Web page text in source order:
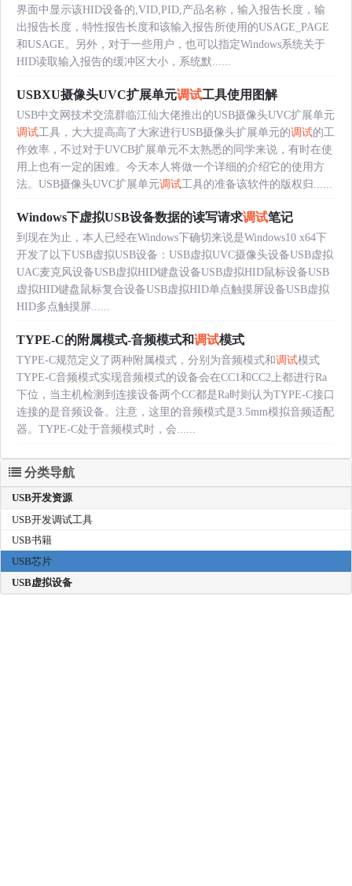
界面中显示该HID设备的,VID,PID,产品名称，输入报告长度，输
出报告长度，特性报告长度和该输入报告所使用的USAGE_PAGE
和USAGE。另外，对于一些用户，也可以指定Windows系统关于
HID读取输入报告的缓冲区大小，系统默......
USBXU摄像头UVC扩展单元调试工具使用图解
USB中文网技术交流群临江仙大佬推出的USB摄像头UVC扩展单元
调试工具，大大提高高了大家进行USB摄像头扩展单元的调试的工
作效率，不过对于UVCB扩展单元不太熟悉的同学来说，有时在使
用上也有一定的困难。今天本人将做一个详细的介绍它的使用方
法。USB摄像头UVC扩展单元调试工具的准备该软件的版权归......
Windows下虚拟USB设备数据的读写请求调试笔记
到现在为止，本人已经在Windows下确切来说是Windows10 x64下
开发了以下USB虚拟USB设备：USB虚拟UVC摄像头设备USB虚拟
UAC麦克风设备USB虚拟HID键盘设备USB虚拟HID鼠标设备USB
虚拟HID键盘鼠标复合设备USB虚拟HID单点触摸屏设备USB虚拟
HID多点触摸屏......
TYPE-C的附属模式-音频模式和调试模式
TYPE-C规范定义了两种附属模式，分别为音频模式和调试模式
TYPE-C音频模式实现音频模式的设备会在CC1和CC2上都进行Ra
下位，当主机检测到连接设备两个CC都是Ra时则认为TYPE-C接口
连接的是音频设备。注意，这里的音频模式是3.5mm模拟音频适配
器。TYPE-C处于音频模式时，会......
分类导航
USB开发资源
USB开发调试工具
USB书籍
USB芯片
USB虚拟设备